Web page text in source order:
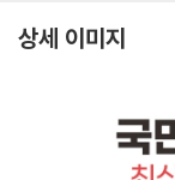
상세 이미지